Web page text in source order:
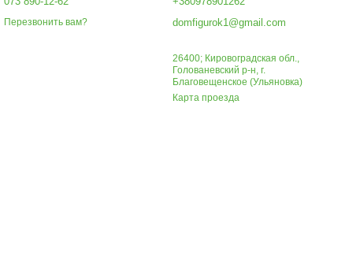
Перезвонить вам?
domfigurok1@gmail.com
26400; Кировоградская обл.,
Голованевский р-н, г.
Благовещенское (Ульяновка)
Карта проезда